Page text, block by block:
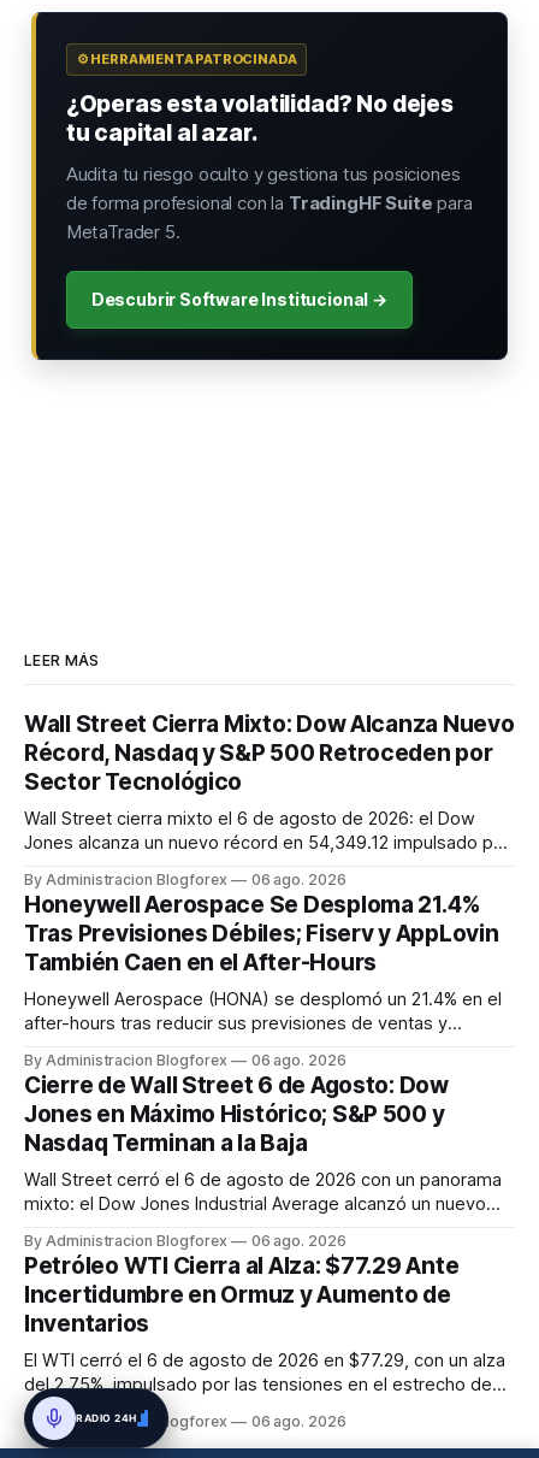
⚙️ HERRAMIENTA PATROCINADA
¿Operas esta volatilidad? No dejes
tu capital al azar.
Audita tu riesgo oculto y gestiona tus posiciones
de forma profesional con la TradingHF Suite para
MetaTrader 5.
Descubrir Software Institucional →
LEER MÁS
Wall Street Cierra Mixto: Dow Alcanza Nuevo
Récord, Nasdaq y S&P 500 Retroceden por
Sector Tecnológico
Wall Street cierra mixto el 6 de agosto de 2026: el Dow
Jones alcanza un nuevo récord en 54,349.12 impulsado por
Composite retroceden un 0.2% y 0.8% respectivamente,
lastrados por el sector tecnológico. El VIX cayó a 15.43, y el
progreso en...
By Administracion Blogforex 06 ago. 2026
Honeywell Aerospace Se Desploma 21.4%
Tras Previsiones Débiles; Fiserv y AppLovin
También Caen en el After-Hours
Honeywell Aerospace (HONA) se desplomó un 21.4% en el
after-hours tras reducir sus previsiones de ventas y
en sus pronósticos anuales, y AppLovin (APP) bajó un 19.3%
tras no alcanzar las estimaciones de ingresos. SanDisk
(SNDK) tambié...
By Administracion Blogforex 06 ago. 2026
Cierre de Wall Street 6 de Agosto: Dow
Jones en Máximo Histórico; S&P 500 y
Nasdaq Terminan a la Baja
Wall Street cerró el 6 de agosto de 2026 con un panorama
mixto: el Dow Jones Industrial Average alcanzó un nuevo
que el S&P 500 retrocedió un 0.2% a 7,723.55 y el Nasdaq
Composite cayó un 0.8% a 26,363.44, afectado por la
debilidad de las a...
By Administracion Blogforex 06 ago. 2026
Petróleo WTI Cierra al Alza: $77.29 Ante
Incertidumbre en Ormuz y Aumento de
Inventarios
El WTI cerró el 6 de agosto de 2026 en $77.29, con un alza
del 2.75%, impulsado por las tensiones en el estrecho de
Ormuz, a pesar del aumento inesperado en los inventarios
de crudo de EE. UU.
By Administracion Blogforex 06 ago. 2026
RADIO 24H